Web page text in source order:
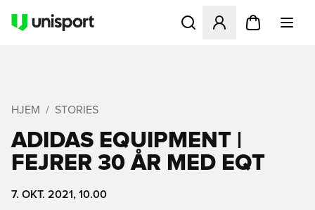
Åbner en Modal til at
HJEM STORIES
ADIDAS EQUIPMENT |
FEJRER 30 ÅR MED EQT
7. OKT. 2021, 10.00